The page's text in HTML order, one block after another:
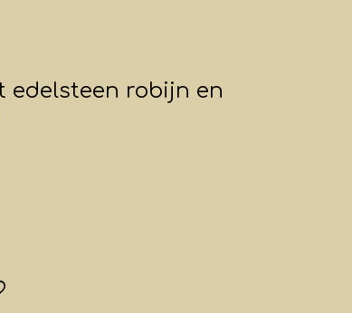
edelsteen robijn en